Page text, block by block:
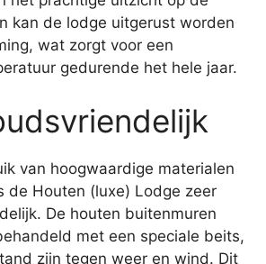
kan de lodge uitgerust worden
wat zorgt voor een
gedurende het hele jaar.
van hoogwaardige materialen
de Houten (luxe) Lodge zeer
De houten buitenmuren
met een speciale beits,
zijn tegen weer en wind. Dit